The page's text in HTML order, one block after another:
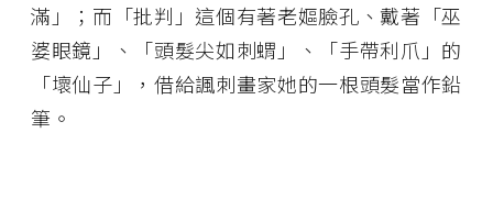
滿」；而「批判」這個有著老嫗臉孔、戴著「巫
婆眼鏡」、「頭髮尖如刺蝟」、「手帶利爪」的
「壞仙子」，借給諷刺畫家她的一根頭髮當作鉛
筆。